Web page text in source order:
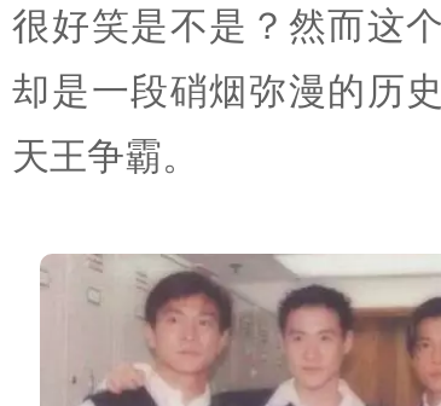
很好笑是不是？然而这
却是一段硝烟弥漫的历
天王争霸。